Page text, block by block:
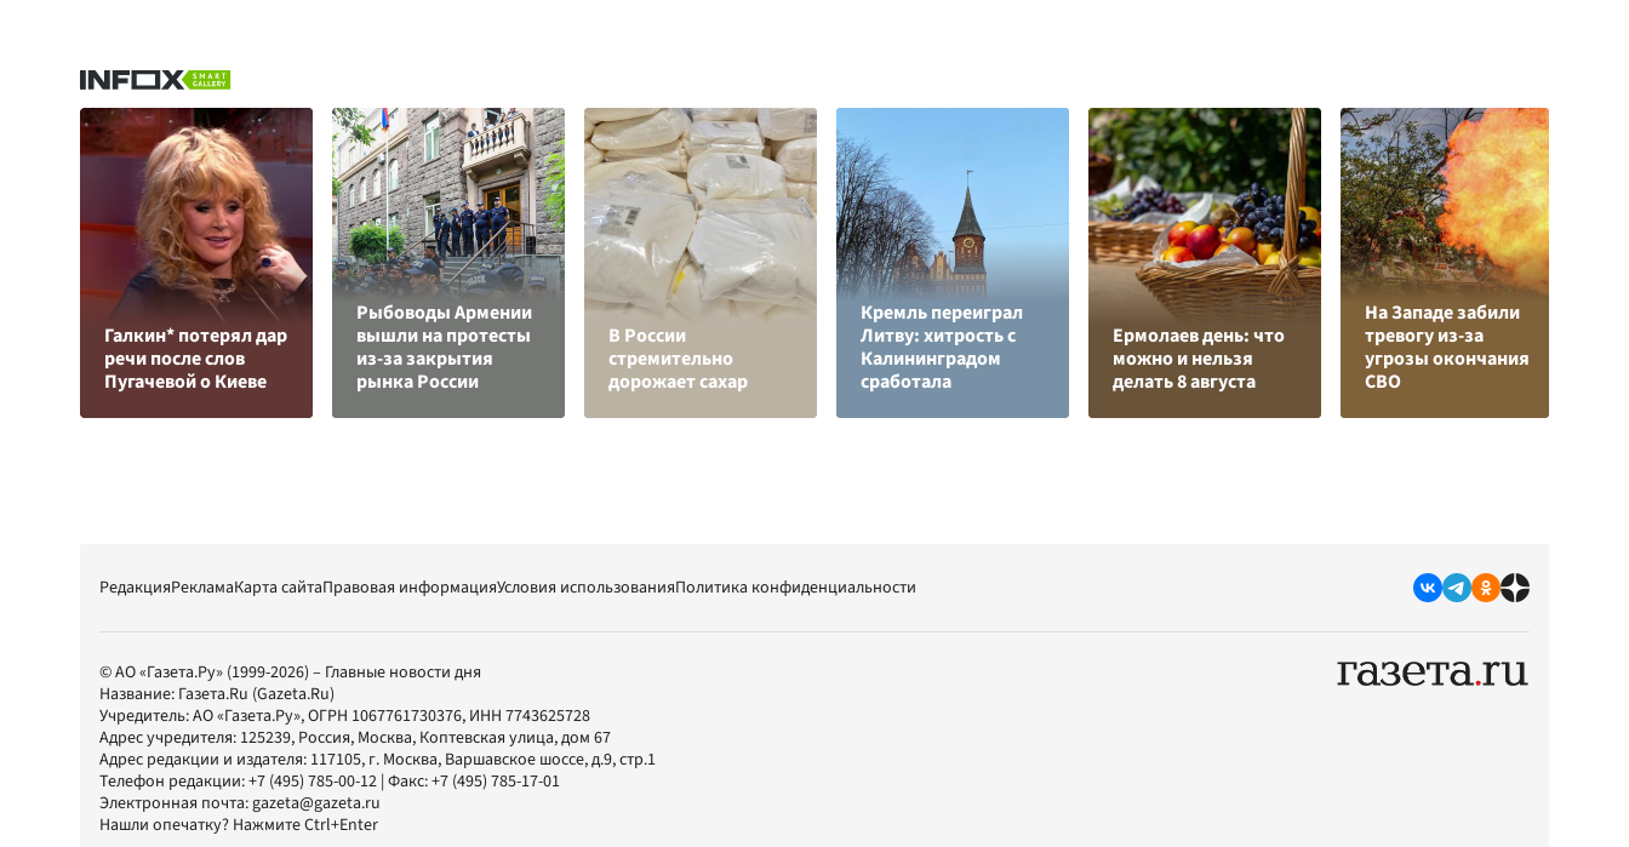
Галкин* потерял дар
речи после слов
Пугачевой о Киеве
Рыбоводы Армении
вышли на протесты
из-за закрытия
рынка России
В России
стремительно
дорожает сахар
Кремль переиграл
Литву: хитрость с
Калининградом
сработала
Ермолаев день: что
можно и нельзя
делать 8 августа
На Западе забили
тревогу из-за
угрозы окончания
СВО
РедакцияРекламаКарта сайтаПравовая информацияУсловия использованияПолитика конфиденциальности
© АО «Газета.Ру» (1999-2026) – Главные новости дня
Название: Газета.Ru (Gazeta.Ru)
Учредитель:АО «Газета.Ру», ОГРН 1067761730376, ИНН 7743625728
Адрес учредителя: 125239, Россия, Москва, Коптевская улица, дом 67
Адрес редакции и издателя: 117105, г. Москва, Варшавское шоссе, д.9, стр.1
Телефон редакции:+7 (495) 785-00-12 | Факс:+7 (495) 785-17-01
Электронная почта:gazeta@gazeta.ru
Нашли опечатку? Нажмите Ctrl+Enter